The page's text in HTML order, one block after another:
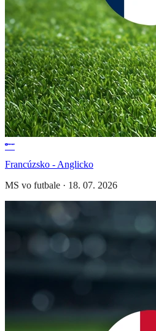
Francúzsko - Anglicko
MS vo futbale · 18. 07. 2026